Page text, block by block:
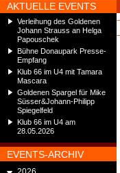
AKTUELLE EVENTS
Verleihung des Goldenen
Johann Strauss an Helga
Papouschek
Bühne Donaupark Presse-
Empfang
Klub 66 im U4 mit Tamara
Mascara
Goldenen Spargel für Mike
Süsser&Johann-Philipp
Spiegelfeld
Klub 66 im U4 am
28.05.2026
EVENTS-ARCHIV